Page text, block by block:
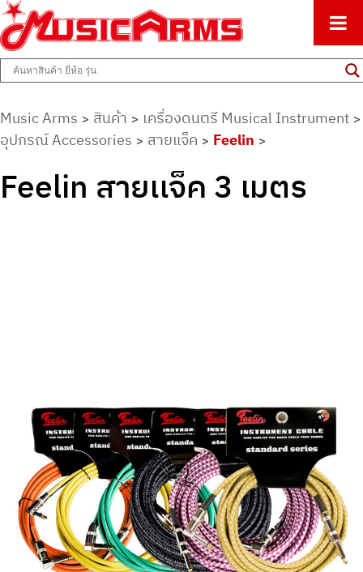
Music Arms
ศูนย์รวมครื่องดนตรีทุกชนิด ตั้งแต่เริ่มต้นถึงมืออาชีพ
Music Arms > สินค้า > เครื่องดนตรี Musical Instrument >
อุปกรณ์ Accessories > สายแจ็ค > Feelin >
Feelin สายเเจ็ค 3 เมตร